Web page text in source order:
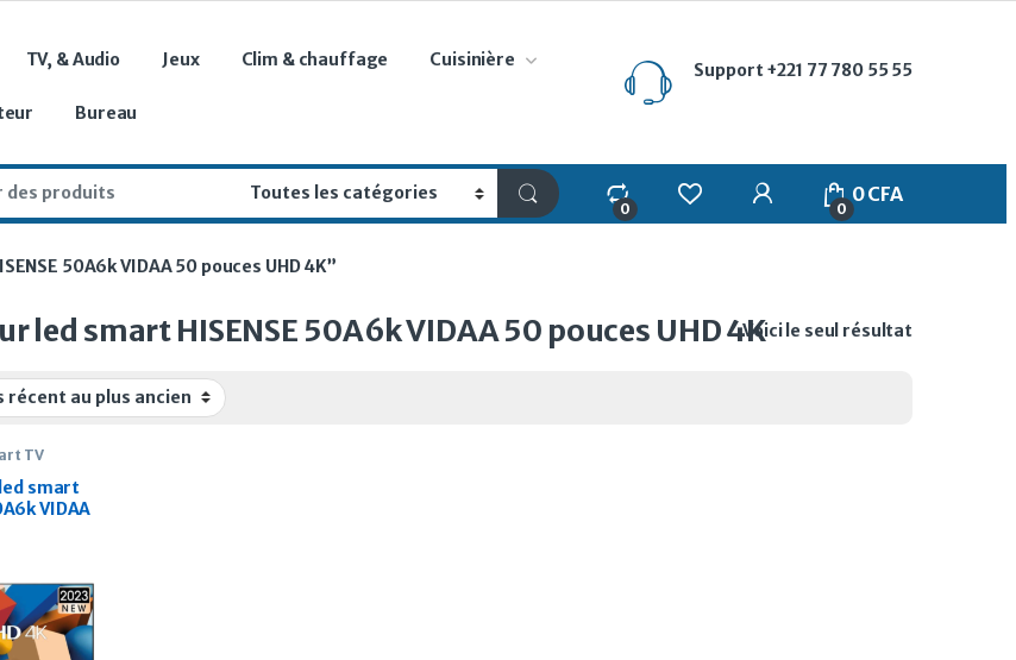
TV, & Audio Jeux Clim & chauffage Cuisinière
Bureau
Support +221 77 780 55 55
0
My Account
0
0CFA
50A6k VIDAA 50 pouces UHD 4K”
led smart HISENSE 50A6k VIDAA 50 pouces UHD 4KVoici le seul résultat
TV
smart
VIDAA